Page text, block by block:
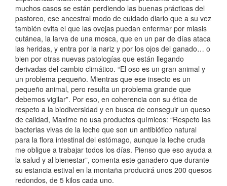
muchos casos se están perdiendo las buenas prácticas del
pastoreo, ese ancestral modo de cuidado diario que a su vez
también evita el que las ovejas puedan enfermar por miasis
cutánea, la larva de una mosca, que en un par de días ataca
las heridas, y entra por la nariz y por los ojos del ganado… o
bien por otras nuevas patologías que están llegando
derivadas del cambio climático. “El oso es un gran animal y
un problema pequeño. Mientras que ese insecto es un
pequeño animal, pero resulta un problema grande que
debemos vigilar”. Por eso, en coherencia con su ética de
respeto a la biodiversidad y en busca de conseguir un queso
de calidad, Maxime no usa productos químicos: “Respeto las
bacterias vivas de la leche que son un antibiótico natural
para la flora intestinal del estómago, aunque la leche cruda
me obligue a trabajar todos los días. Pienso que eso ayuda a
la salud y al bienestar”, comenta este ganadero que durante
su estancia estival en la montaña producirá unos 200 quesos
redondos, de 5 kilos cada uno.